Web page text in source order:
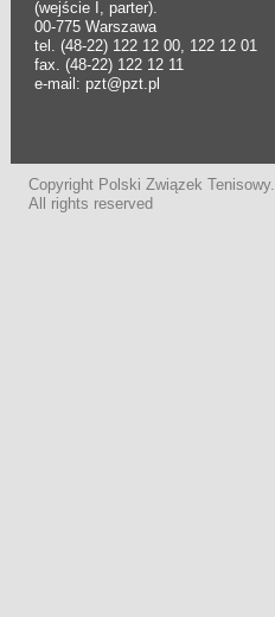
(wejście I, parter).
00-775 Warszawa
tel. (48-22) 122 12 00, 122 12 01
fax. (48-22) 122 12 11
e-mail: pzt@pzt.pl
Copyright Polski Związek Tenisowy.
All rights reserved